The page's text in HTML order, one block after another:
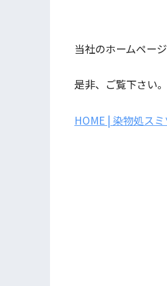
当社のホームペー
是非、ご覧下さい。
HOME | 染物処ス